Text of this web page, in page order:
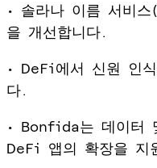
• 솔라나 이름 서비
을 개선합니다.
• DeFi에서 신원 인
다.
• Bonfida는 데이터
DeFi 앱의 확장을 지